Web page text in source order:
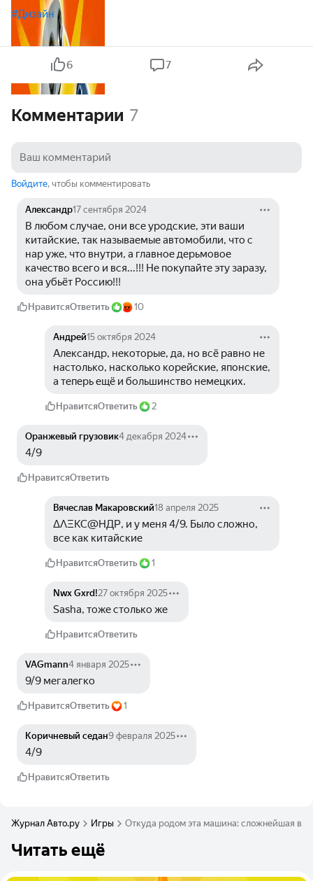
#Дизайн
6 7
Комментарии 7
Войдите, чтобы комментировать
Александр17 сентября 2024
В любом случае, они все уродские, эти ваши
китайские, так называемые автомобили, что с
нар уже, что внутри, а главное дерьмовое
качество всего и вся...!!! Не покупайте эту заразу,
она убьёт Россию!!!
НравитсяОтветить 10
Андрей15 октября 2024
Александр, некоторые, да, но всё равно не
настолько, насколько корейские, японские,
а теперь ещё и большинство немецких.
НравитсяОтветить 2
Оранжевый грузовик4 декабря 2024
4/9
НравитсяОтветить
Вячеслав Макаровский18 апреля 2025
ΔΛΞКС@ΗДΡ, и у меня 4/9. Было сложно,
все как китайские
НравитсяОтветить 1
Nwx Gxrd!27 октября 2025
Sasha, тоже столько же
НравитсяОтветить
VAGmann4 января 2025
9/9 мегалегко
НравитсяОтветить 1
Коричневый седан9 февраля 2025
4/9
НравитсяОтветить
Журнал Авто.ру Игры Откуда родом эта машина: сложнейшая
Читать ещё